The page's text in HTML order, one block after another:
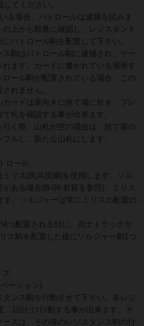
てください。
る場合、パトロールは逮捕を試みま
上から順番に確認し、レジスタント
パトロール駒を配置して下さい。
駒はパトロール駒に逮捕され、ゲー
ます。カードに書かれている場所す
ロール駒が配置されている場合、この
れません。
ードは表向きに捨て場に於き、プレ
札を確認する事が出来ます。
引く際、山札が空の場合は、捨て場の
ルし、新たな山札にします。
ロール
ミリス(民兵団)駒を使用します。ソル
がある場合(B-06.射殺を参照)、ミリス
す。ソルジャーは常にミリスの配置の
4つ配置される日に、兵士トラックが
ス駒を配置した後にソルジャー駒1つ
ズ
ーション)
ンス駒を行動させて下さい。各レジ
、1回だけ行動する事が出来ます。そ
スは、その後のレジスタンス駒の行